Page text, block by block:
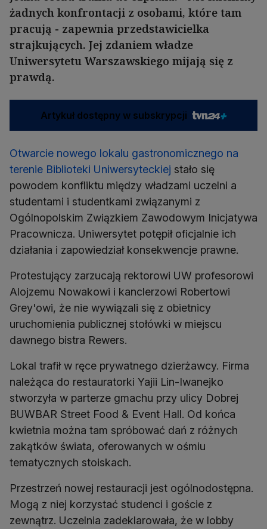
żadnych konfrontacji z osobami, które tam
pracują - zapewnia przedstawicielka
strajkujących. Jej zdaniem władze
Uniwersytetu Warszawskiego mijają się z
prawdą.
Artykuł dostępny w subskrypcji
Otwarcie nowego lokalu gastronomicznego na
terenie Biblioteki Uniwersyteckiej stało się
powodem konfliktu między władzami uczelni a
studentami i studentkami związanymi z
Ogólnopolskim Związkiem Zawodowym Inicjatywa
Pracownicza. Uniwersytet potępił oficjalnie ich
działania i zapowiedział konsekwencje prawne.
Protestujący zarzucają rektorowi UW profesorowi
Alojzemu Nowakowi i kanclerzowi Robertowi
Grey'owi, że nie wywiązali się z obietnicy
uruchomienia publicznej stołówki w miejscu
dawnego bistra Rewers.
Lokal trafił w ręce prywatnego dzierżawcy. Firma
należąca do restauratorki Yajii Lin-Iwanejko
stworzyła w parterze gmachu przy ulicy Dobrej
BUWBAR Street Food & Event Hall. Od końca
kwietnia można tam spróbować dań z różnych
zakątków świata, oferowanych w ośmiu
tematycznych stoiskach.
Przestrzeń nowej restauracji jest ogólnodostępna.
Mogą z niej korzystać studenci i goście z
zewnątrz. Uczelnia zadeklarowała, że w lobby